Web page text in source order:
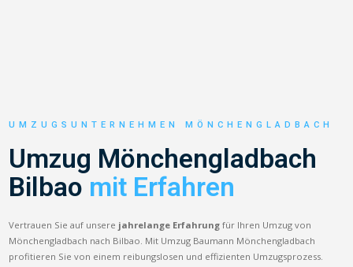
UMZUGSUNTERNEHMEN MÖNCHENGLADBACH
Umzug Mönchengladbach
Bilbao mit Erfahren
Vertrauen Sie auf unsere jahrelange Erfahrung für Ihren Umzug von
Mönchengladbach nach Bilbao. Mit Umzug Baumann Mönchengladbach
profitieren Sie von einem reibungslosen und effizienten Umzugsprozess.